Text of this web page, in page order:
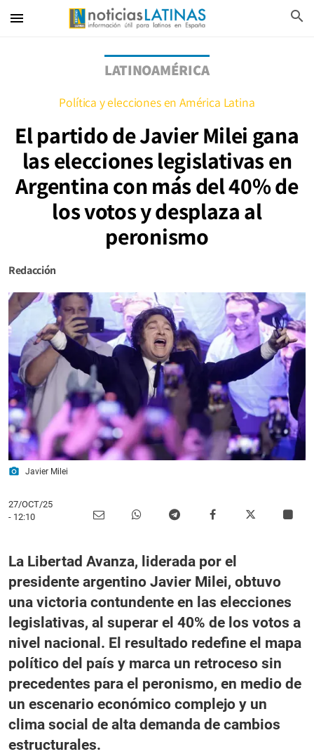
menu search
LATINOAMÉRICA
Política y elecciones en América Latina
El partido de Javier Milei gana
las elecciones legislativas en
Argentina con más del 40% de
los votos y desplaza al
peronismo
Redacción
photo_camera Javier Milei
27/OCT/25
- 12:10
La Libertad Avanza, liderada por el
presidente argentino Javier Milei, obtuvo
una victoria contundente en las elecciones
legislativas, al superar el 40% de los votos a
nivel nacional. El resultado redefine el mapa
político del país y marca un retroceso sin
precedentes para el peronismo, en medio de
un escenario económico complejo y un
clima social de alta demanda de cambios
estructurales.